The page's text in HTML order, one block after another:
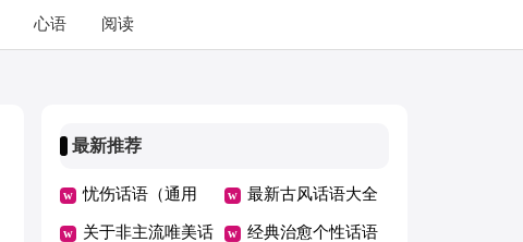
心语 阅读
最新推荐
忧伤话语（通用
100句）
最新古风话语大全
（精选50句）
关于非主流唯美话 经典治愈个性话语